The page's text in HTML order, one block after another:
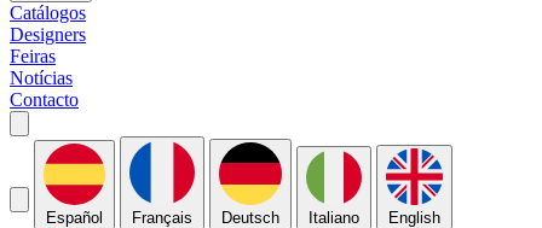
Catálogos
Designers
Feiras
Notícias
Contacto
Español Français Deutsch Italiano English